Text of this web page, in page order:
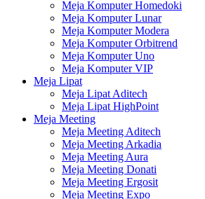
Meja Komputer Homedoki
Meja Komputer Lunar
Meja Komputer Modera
Meja Komputer Orbitrend
Meja Komputer Uno
Meja Komputer VIP
Meja Lipat
Meja Lipat Aditech
Meja Lipat HighPoint
Meja Meeting
Meja Meeting Aditech
Meja Meeting Arkadia
Meja Meeting Aura
Meja Meeting Donati
Meja Meeting Ergosit
Meja Meeting Expo